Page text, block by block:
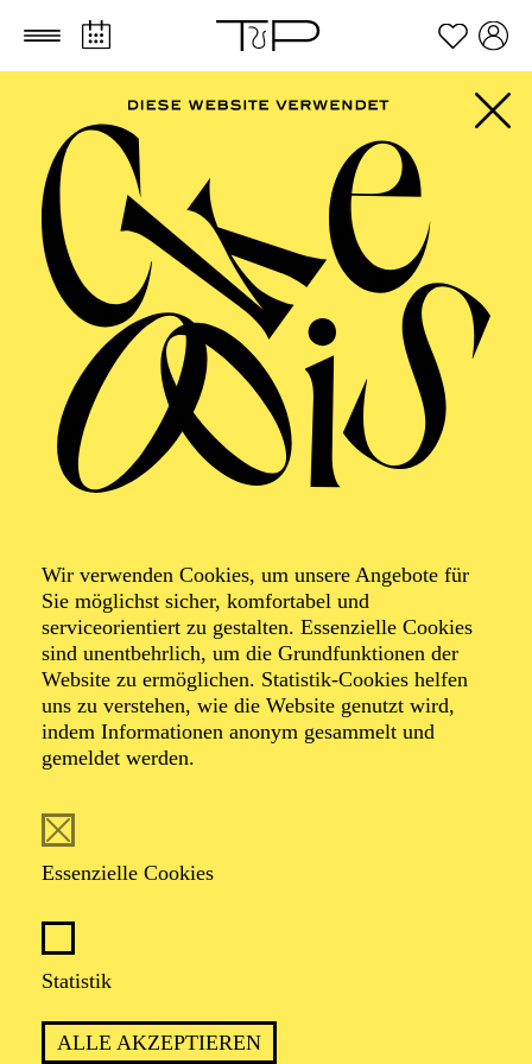
Zum Hauptinhalt springen Zum Footer springen
Wir verwenden Cookies, um unsere Angebote für
Sie möglichst sicher, komfortabel und
serviceorientiert zu gestalten. Essenzielle Cookies
sind unentbehrlich, um die Grundfunktionen der
Website zu ermöglichen. Statistik-Cookies helfen
uns zu verstehen, wie die Website genutzt wird,
indem Informationen anonym gesammelt und
gemeldet werden.
Essenzielle Cookies
Statistik
ALLE AKZEPTIEREN
Foto: Benne Ochs
Tobias Greenhalgh
Bariton
festes Ensemble-Mitglied des Aalto Musiktheater
Fair Lady " (als Freddy) und "L’amant anonyme oder
Hochzeit des Figaro" (als Graf Almaviva), "Lucrezia
Borgia" (als Gubetta), "La Bohème" (als Schaunard)